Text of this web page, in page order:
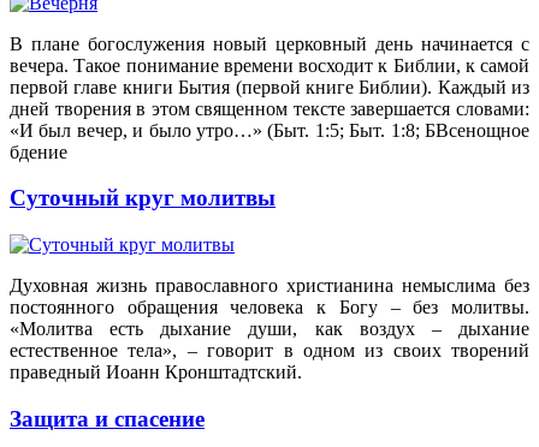
В плане богослужения новый церковный день начинается с
вечера. Такое понимание времени восходит к Библии, к самой
первой главе книги Бытия (первой книге Библии). Каждый из
дней творения в этом священном тексте завершается словами:
«И был вечер, и было утро…» (Быт. 1:5; Быт. 1:8; БВсенощное
бдение
Суточный круг молитвы
Духовная жизнь православного христианина немыслима без
постоянного обращения человека к Богу – без молитвы.
«Молитва есть дыхание души, как воздух – дыхание
естественное тела», – говорит в одном из своих творений
праведный Иоанн Кронштадтский.
Защита и спасение